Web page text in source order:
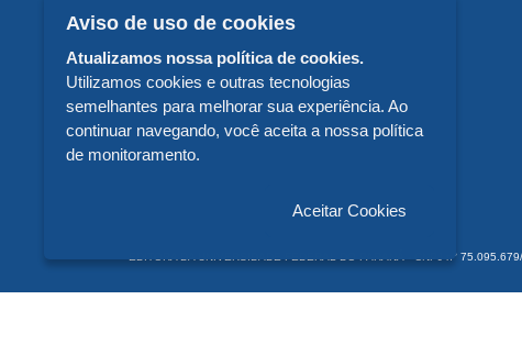
EDITORA DA UNIVERSIDADE FEDERAL DO PARANÁ - CNPJ n°
Aviso de uso de cookies
Atualizamos nossa política de cookies.
Utilizamos cookies e outras tecnologias
semelhantes para melhorar sua experiência. Ao
continuar navegando, você aceita a nossa política
de monitoramento.
Aceitar Cookies